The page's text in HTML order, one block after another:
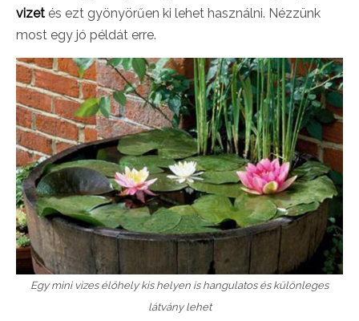
vizet és ezt gyönyörűen ki lehet használni. Nézzünk
most egy jó példát erre.
Egy mini vizes élőhely kis helyen is hangulatos és különleges
látvány lehet